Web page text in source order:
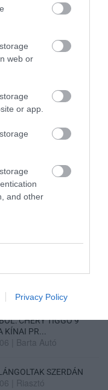
web or
or app.
and other
Privacy Policy
ŐSHONOS
MENTETT...
Mindenki ügye
BOGÁCSON, A
ÉRKE...
CHERY TIGGO 9
KÍNAI PR...
Barta Autó
SZERDÁN
Riasztó